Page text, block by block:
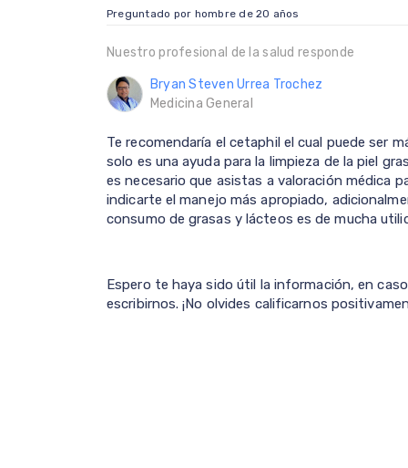
Preguntado por hombre de 20 años
Nuestro profesional de la salud responde
Bryan Steven Urrea Trochez
Medicina General
Te recomendaría el cetaphil el cual puede ser
solo es una ayuda para la limpieza de la piel
es necesario que asistas a valoración médica
indicarte el manejo más apropiado,
consumo de grasas y lácteos es de mucha
Espero te haya sido útil la información, en
escribirnos. ¡No olvides calificarnos